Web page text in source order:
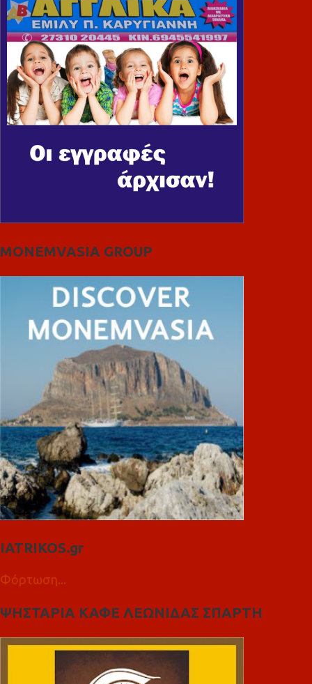
MONEMVASIA GROUP
IATRIKOS.gr
Φόρτωση...
ΨΗΣΤΑΡΙΑ ΚΑΦΕ ΛΕΩΝΙΔΑΣ ΣΠΑΡΤΗ